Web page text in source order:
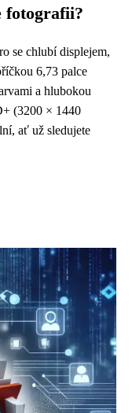
fotografii?
se chlubí displejem,
6,73 palce
a hlubokou
(3200 × 1440
ať už sledujete